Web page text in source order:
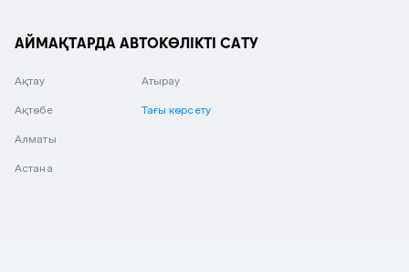
АЙМАҚТАРДА АВТОКӨЛІКТІ САТУ
Ақтау
Ақтөбе
Алматы
Астана
Атырау
Тағы көрсету